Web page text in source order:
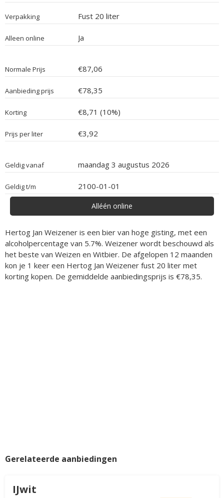
Verpakking Fust 20 liter
Alleen online Ja
Normale Prijs €87,06
Aanbieding prijs €78,35
Korting €8,71 (10%)
Prijs per liter €3,92
Geldig vanaf maandag 3 augustus 2026
Geldig t/m 2100-01-01
Alléén online
Hertog Jan Weizener is een bier van hoge gisting, met een
alcoholpercentage van 5.7%. Weizener wordt beschouwd als
het beste van Weizen en Witbier. De afgelopen 12 maanden
kon je 1 keer een Hertog Jan Weizener fust 20 liter met
korting kopen. De gemiddelde aanbiedingsprijs is €78,35.
Gerelateerde aanbiedingen
IJwit